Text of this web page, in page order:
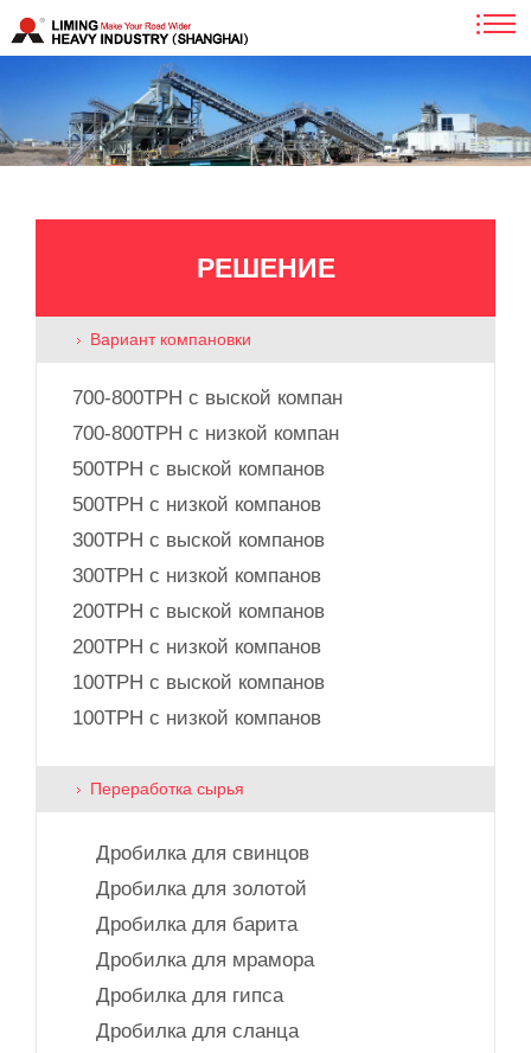
РЕШЕНИЕ
Вариант компановки
700-800TPH с выской компан
700-800TPH с низкой компан
500TPH с выской компанов
500TPH с низкой компанов
300TPH с выской компанов
300TPH с низкой компанов
200TPH с выской компанов
200TPH с низкой компанов
100TPH с выской компанов
100TPH с низкой компанов
Переработка сырья
Дробилка для свинцов
Дробилка для золотой
Дробилка для барита
Дробилка для мрамора
Дробилка для гипса
Дробилка для сланца